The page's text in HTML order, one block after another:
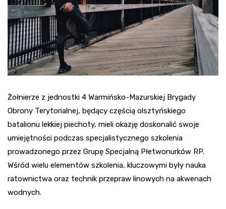
Żołnierze z jednostki 4 Warmińsko-Mazurskiej Brygady
Obrony Terytorialnej, będący częścią olsztyńskiego
batalionu lekkiej piechoty, mieli okazję doskonalić swoje
umiejętności podczas specjalistycznego szkolenia
prowadzonego przez Grupę Specjalną Płetwonurków RP.
Wśród wielu elementów szkolenia, kluczowymi były nauka
ratownictwa oraz technik przepraw linowych na akwenach
wodnych.